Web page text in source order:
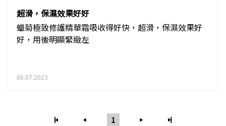
超滑，保濕效果好好
蠟菊極致修護精華霜吸收得好快，超滑，保濕效果好
好，用後明顯緊緻左
06.07.2023
1